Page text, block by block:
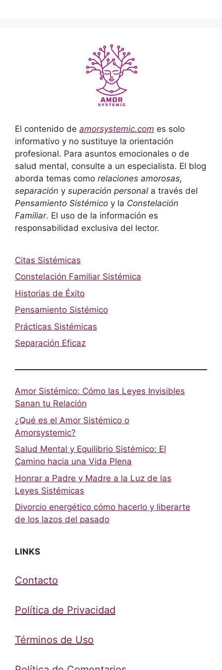
El contenido de amorsystemic.com es solo
informativo y no sustituye la orientación
profesional. Para asuntos emocionales o de
salud mental, consulte a un especialista. El blog
aborda temas como relaciones amorosas,
separación y superación personal a través del
Pensamiento Sistémico y la Constelación
Familiar. El uso de la información es
responsabilidad exclusiva del lector.
Citas Sistémicas
Constelación Familiar Sistémica
Historias de Éxito
Pensamiento Sistémico
Prácticas Sistémicas
Separación Eficaz
Amor Sistémico: Cómo las Leyes Invisibles
Sanan tu Relación
¿Qué es el Amor Sistémico o
Amorsystemic?
Salud Mental y Equilibrio Sistémico: El
Camino hacia una Vida Plena
Honrar a Padre y Madre a la Luz de las
Leyes Sistémicas
Divorcio energético cómo hacerlo y liberarte
de los lazos del pasado
LINKS
Contacto
Política de Privacidad
Términos de Uso